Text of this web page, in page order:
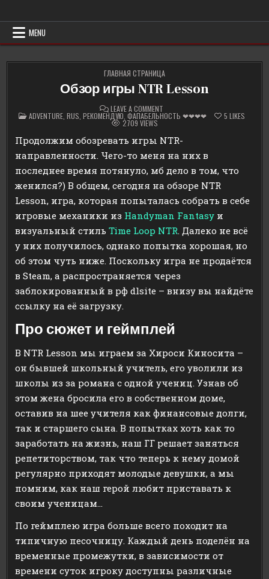
to
contentMENU
ГЛАВНАЯ СТРАНИЦА
Обзор игры NTR Lesson
LEAVE A COMMENT
ОБЗОР
ИГРЫ
LESSON
POSTED
IN
ADVENTURE, RUS РЕКОМЕНДУЮ,ФАПАБЕЛЬНОСТЬ ❤❤❤❤ 5 LIKES
2709VIEWS
Продолжим обозревать игры NTR-
направленности. Чего-то меня на них в
последнее время потянуло, мб дело в том, что
женился?) В общем, сегодня на обзоре NTR
Lesson, игра, которая попыталась собрать в себе
игровые механики из Handyman Fantasy и
визуальный стильTime Loop NTR. Далеко не всё
у них получилось, однако попытка хорошая, но
об этом чуть ниже. Поскольку игра не продаётся
в Steam, а распространяется через
заблокированный в рф dlsite – внизу вы найдёте
ссылку на её загрузку.
Про сюжет и геймплей
В NTR Lesson мы играем за Хироси Киносита –
он бывшей школьный учитель, его уволили из
школы из за романа с одной учениц. Узнав об
этом жена бросила его в собственном доме,
оставив на шее учителя как финансовые долги,
так и старшего сына. В попытках хоть как то
заработать на жизнь, наш ГГ решает заняться
репетиторством, так что теперь к нему домой
регулярно приходят молодые девушки, а мы
помним, как наш герой любит приставать к
своим ученицам…
По геймплею игра больше всего походит на
типичную песочницу. Каждый день поделён на
временные промежутки, в зависимости от
времени суток игроку доступны различные